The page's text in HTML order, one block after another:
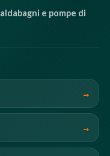
e pompe di